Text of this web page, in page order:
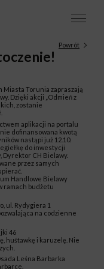
Powrót
Torunia zapraszają
Dzięki akcji „Odmień z
zostanie
aplikacji na portalu
dofinansowana kwotą
nastąpi już 12.10.
do inwestycji
Dyrektor CH Bielawy.
przez samych
Handlowe Bielawy
ramach budżetu
ul. Rydygiera 1
na codzienne
46
huśtawkę i karuzelę. Nie
Leśna Barbarka